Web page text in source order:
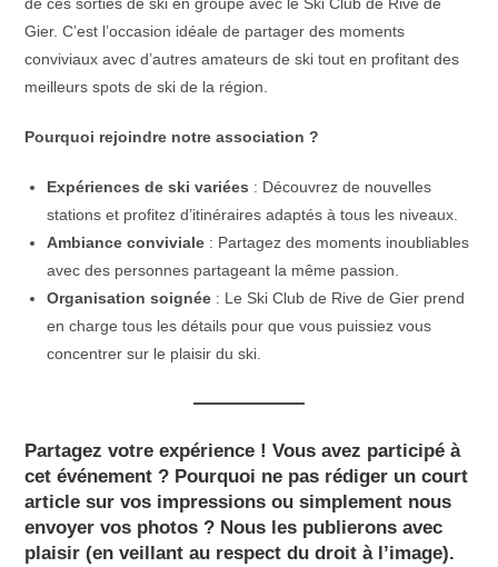
Gier. C’est l’occasion idéale de partager des moments
conviviaux avec d’autres amateurs de ski tout en profitant des
meilleurs spots de ski de la région.
Pourquoi rejoindre notre association ?
Expériences de ski variées : Découvrez de nouvelles
stations et profitez d’itinéraires adaptés à tous les niveaux.
Ambiance conviviale : Partagez des moments inoubliables
avec des personnes partageant la même passion.
Organisation soignée : Le Ski Club de Rive de Gier prend
en charge tous les détails pour que vous puissiez vous
concentrer sur le plaisir du ski.
Partagez votre expérience ! Vous avez participé à
cet événement ? Pourquoi ne pas rédiger un court
article sur vos impressions ou simplement nous
envoyer vos photos ? Nous les publierons avec
plaisir (en veillant au respect du droit à l’image).